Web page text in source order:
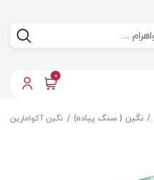
0
نگین ( سنگ پیاده) نگین آکوامارین